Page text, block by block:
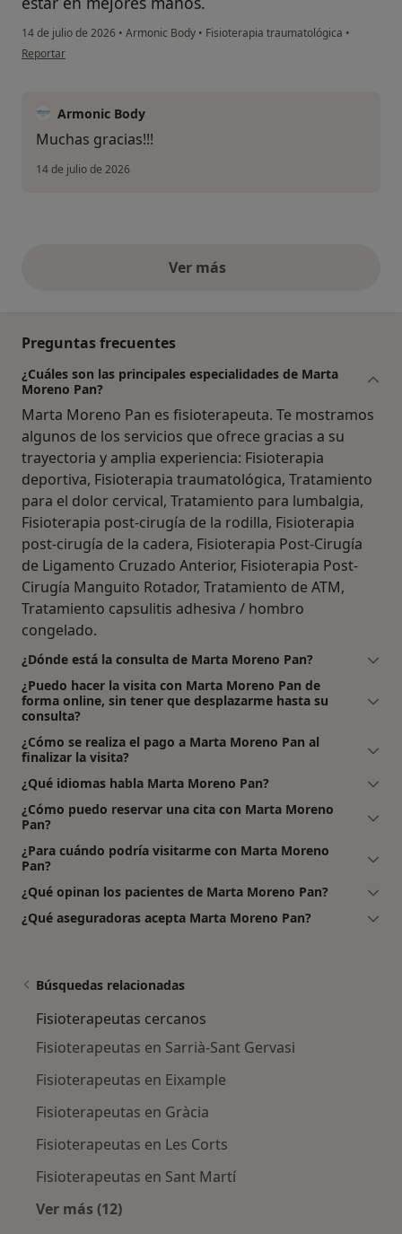
14 de julio de 2026 • Armonic Body • Fisioterapia traumatológica •
en opinión del usuario VE
Reportar
Armonic Body
Muchas gracias!!!
14 de julio de 2026
Ver másopiniones anteriores
Preguntas frecuentes
¿Cuáles son las principales especialidades de Marta
Moreno Pan?
Marta Moreno Pan es fisioterapeuta. Te mostramos
algunos de los servicios que ofrece gracias a su
trayectoria y amplia experiencia: Fisioterapia
deportiva, Fisioterapia traumatológica, Tratamiento
para el dolor cervical, Tratamiento para lumbalgia,
Fisioterapia post-cirugía de la rodilla, Fisioterapia
post-cirugía de la cadera, Fisioterapia Post-Cirugía
de Ligamento Cruzado Anterior, Fisioterapia Post-
Cirugía Manguito Rotador, Tratamiento de ATM,
Tratamiento capsulitis adhesiva / hombro
congelado.
¿Dónde está la consulta de Marta Moreno Pan?
¿Puedo hacer la visita con Marta Moreno Pan de
forma online, sin tener que desplazarme hasta su
consulta?
¿Cómo se realiza el pago a Marta Moreno Pan al
finalizar la visita?
¿Qué idiomas habla Marta Moreno Pan?
¿Cómo puedo reservar una cita con Marta Moreno
Pan?
¿Para cuándo podría visitarme con Marta Moreno
Pan?
¿Qué opinan los pacientes de Marta Moreno Pan?
¿Qué aseguradoras acepta Marta Moreno Pan?
Búsquedas relacionadas
Fisioterapeutas cercanos
Fisioterapeutas en Sarrià-Sant Gervasi
Fisioterapeutas en Eixample
Fisioterapeutas en Gràcia
Fisioterapeutas en Les Corts
Fisioterapeutas en Sant Martí
Ver más (12)